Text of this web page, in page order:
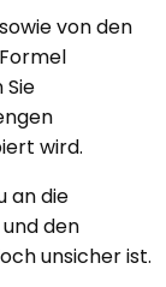
von den
wird.
an die
den
unsicher ist.